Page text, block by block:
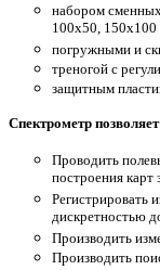
набором
100х50,
погружными и
треногой с
защитным
Спектрометр
Проводить
построения карт
Регистрировать
дискретностью
Производить
Производить